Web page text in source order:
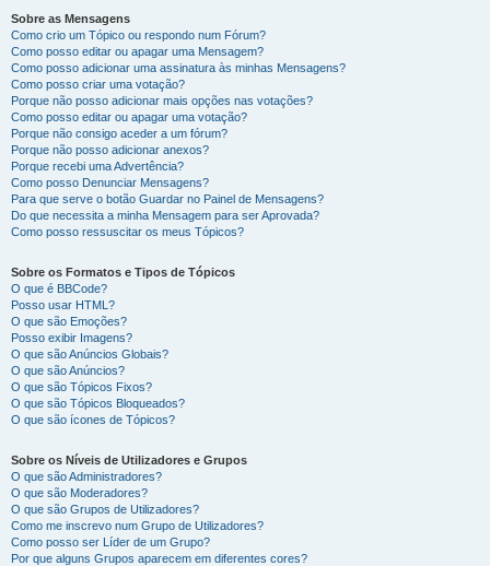
Sobre as Mensagens
Como crio um Tópico ou respondo num Fórum?
Como posso editar ou apagar uma Mensagem?
Como posso adicionar uma assinatura às minhas Mensagens?
Como posso criar uma votação?
Porque não posso adicionar mais opções nas votações?
Como posso editar ou apagar uma votação?
Porque não consigo aceder a um fórum?
Porque não posso adicionar anexos?
Porque recebi uma Advertência?
Como posso Denunciar Mensagens?
Para que serve o botão Guardar no Painel de Mensagens?
Do que necessita a minha Mensagem para ser Aprovada?
Como posso ressuscitar os meus Tópicos?
Sobre os Formatos e Tipos de Tópicos
O que é BBCode?
Posso usar HTML?
O que são Emoções?
Posso exibir Imagens?
O que são Anúncios Globais?
O que são Anúncios?
O que são Tópicos Fixos?
O que são Tópicos Bloqueados?
O que são ícones de Tópicos?
Sobre os Níveis de Utilizadores e Grupos
O que são Administradores?
O que são Moderadores?
O que são Grupos de Utilizadores?
Como me inscrevo num Grupo de Utilizadores?
Como posso ser Líder de um Grupo?
Por que alguns Grupos aparecem em diferentes cores?